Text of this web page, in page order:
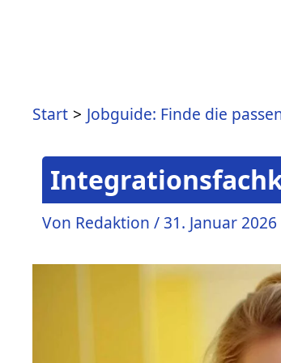
Start Jobguide: Finde die
Von Redaktion /31. Januar 2026